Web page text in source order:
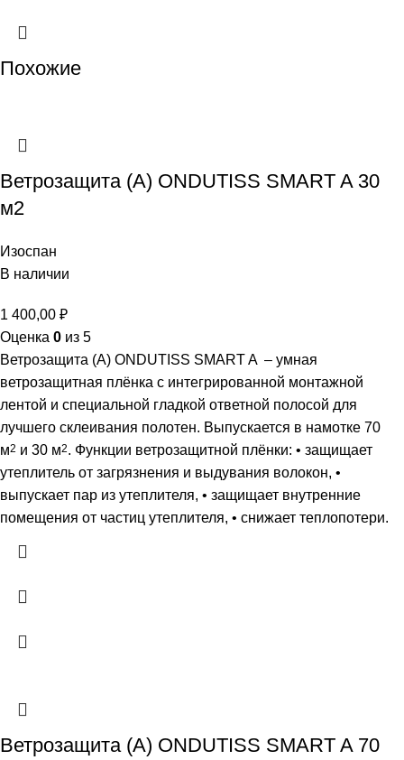
Похожие
Ветрозащита (А) ONDUTISS SMART A 30
м2
Изоспан
В наличии
1 400,00 ₽
Оценка 0 из 5
Ветрозащита (А) ONDUTISS SMART A – умная
ветрозащитная плёнка с интегрированной монтажной
лентой и специальной гладкой ответной полосой для
лучшего склеивания полотен. Выпускается в намотке 70
м2 и 30 м2. Функции ветрозащитной плёнки: • защищает
утеплитель от загрязнения и выдувания волокон, •
выпускает пар из утеплителя, • защищает внутренние
помещения от частиц утеплителя, • снижает теплопотери.
Ветрозащита (А) ONDUTISS SMART A 70